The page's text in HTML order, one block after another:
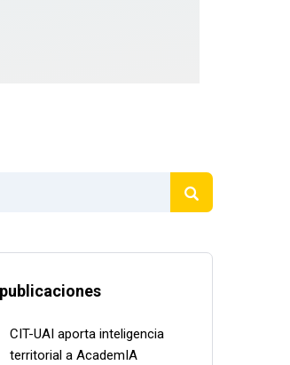
CIT-UAI aporta inteligencia
territorial a AcademIA